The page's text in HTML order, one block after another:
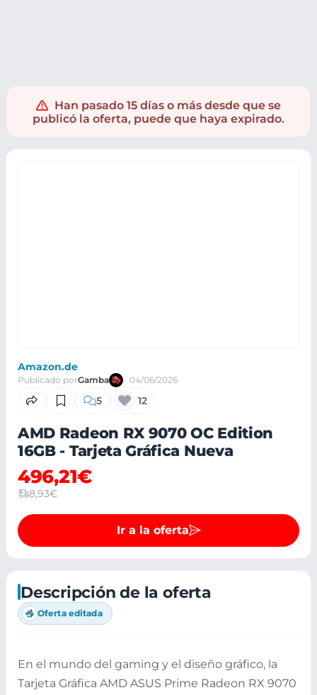
Han pasado 15 días o más desde que se
publicó la oferta, puede que haya expirado.
Amazon.de
Publicado porGamba 04/06/2026
5 12
AMD Radeon RX 9070 OC Edition
16GB - Tarjeta Gráfica Nueva
496,21€
8,93€
Ir a la oferta
Descripción de la oferta
Oferta editada
En el mundo del gaming y el diseño gráfico, la
Tarjeta Gráfica AMD ASUS Prime Radeon RX 9070